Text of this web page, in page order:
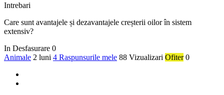
Intrebari
Care sunt avantajele și dezavantajele creșterii oilor în sistem
extensiv?
In Desfasurare 0
Animale 2 luni 4 Raspunsurile mele 88 Vizualizari Ofiter 0